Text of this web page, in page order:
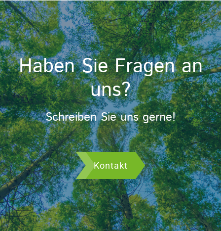
Haben Sie Fragen an
uns?
Schreiben Sie uns gerne!
Kontakt